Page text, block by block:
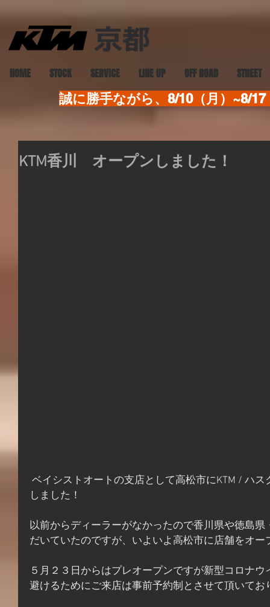
HOME STOCK SERVICE LINE UP OFF ROAD STREET
誠に勝手ながら、8/10（月）~8/
KTM香川 オープンしました！
しました！
以前からディーラーがなかったので香川県や徳島
だいていたのですが、いよいよ高松市に店舗をオー
５月２３日からはプレオープンですが新型コロナ
避けるためにご来店は事前予約制とさせて頂いてお